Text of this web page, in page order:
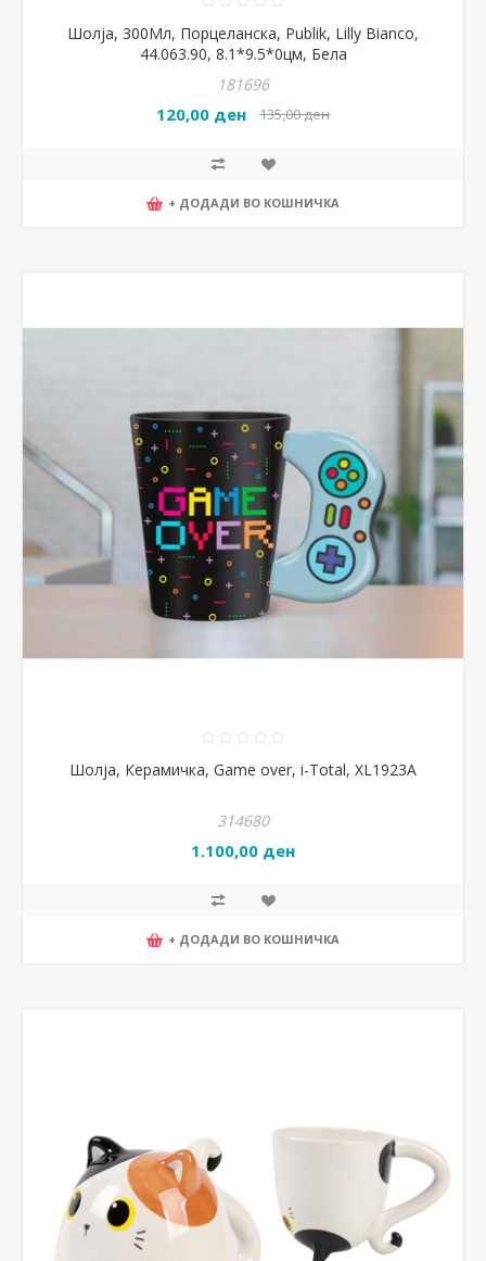
Шолја, 300Мл, Порцеланска, Publik, Lilly Bianco,
44.063.90, 8.1*9.5*0цм, Бела
181696
120,00 ден 135,00 ден
+ ДОДАДИ ВО КОШНИЧКА
Шолја, Керамичка, Game over, i-Total, XL1923A
314680
1.100,00 ден
+ ДОДАДИ ВО КОШНИЧКА